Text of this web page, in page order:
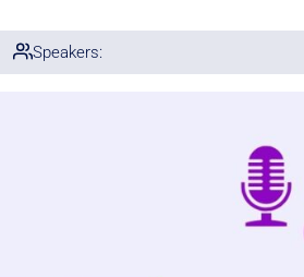
Speakers: